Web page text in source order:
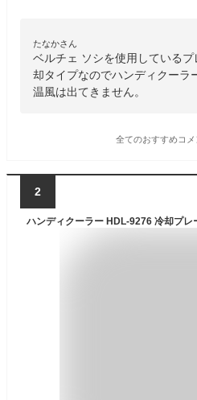
たなかさん
ベルチェ ソシを使用している
却タイプなのでハンディクーラ
温風は出てきません。
全てのおすすめコメ
2
ハンディクーラー HDL-9276 冷却プレ